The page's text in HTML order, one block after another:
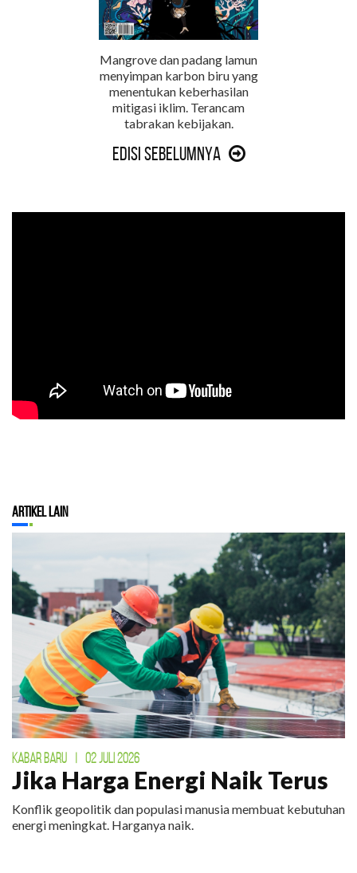
Mangrove dan padang lamun
menyimpan karbon biru yang
menentukan keberhasilan
mitigasi iklim. Terancam
tabrakan kebijakan.
Edisi Sebelumnya
Artikel Lain
KABAR BARU 02 JULI 2026
Jika Harga Energi Naik Terus
Konflik geopolitik dan populasi manusia membuat kebutuhan
energi meningkat. Harganya naik.